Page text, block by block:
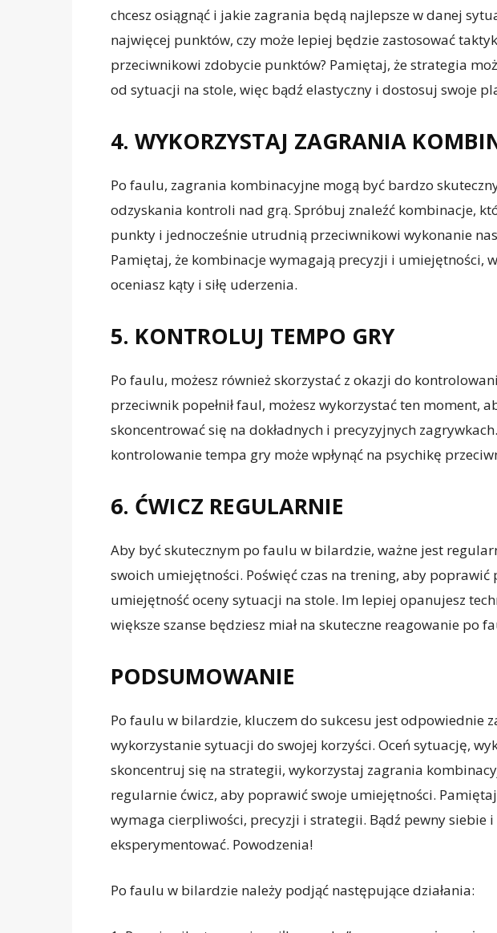
chcesz osiągnąć i jakie zagrania będą najlepsze w danej
najwięcej punktów, czy może lepiej będzie zastosować
przeciwnikowi zdobycie punktów? Pamiętaj, że strategia
od sytuacji na stole, więc bądź elastyczny i dostosuj swoje
4. WYKORZYSTAJ ZAGRANIA
Po faulu, zagrania kombinacyjne mogą być bardzo
odzyskania kontroli nad grą. Spróbuj znaleźć kombinacje,
punkty i jednocześnie utrudnią przeciwnikowi wykonanie
Pamiętaj, że kombinacje wymagają precyzji i umiejętności,
oceniasz kąty i siłę uderzenia.
5. KONTROLUJ TEMPO GRY
Po faulu, możesz również skorzystać z okazji do
przeciwnik popełnił faul, możesz wykorzystać ten moment,
skoncentrować się na dokładnych i precyzyjnych
kontrolowanie tempa gry może wpłynąć na psychikę
6. ĆWICZ REGULARNIE
Aby być skutecznym po faulu w bilardzie, ważne jest
swoich umiejętności. Poświęć czas na trening, aby poprawić
umiejętność oceny sytuacji na stole. Im lepiej opanujesz
większe szanse będziesz miał na skuteczne reagowanie po
PODSUMOWANIE
Po faulu w bilardzie, kluczem do sukcesu jest odpowiednie
wykorzystanie sytuacji do swojej korzyści. Oceń sytuację,
skoncentruj się na strategii, wykorzystaj zagrania
regularnie ćwicz, aby poprawić swoje umiejętności.
wymaga cierpliwości, precyzji i strategii. Bądź pewny siebie
eksperymentować. Powodzenia!
Po faulu w bilardzie należy podjąć następujące działania: